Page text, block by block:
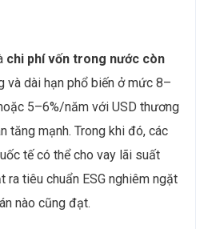
chi phí vốn trong nước còn
và dài hạn phổ biến ở mức 8–
5–6%/năm với USD thương
tăng mạnh. Trong khi đó, các
tế có thể cho vay lãi suất
ra tiêu chuẩn ESG nghiêm ngặt
nào cũng đạt.